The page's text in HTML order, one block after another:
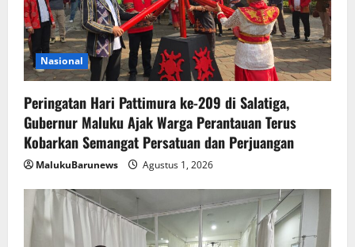
Nasional
Peringatan Hari Pattimura ke-209 di Salatiga,
Gubernur Maluku Ajak Warga Perantauan Terus
Kobarkan Semangat Persatuan dan Perjuangan
MalukuBarunews Agustus 1, 2026